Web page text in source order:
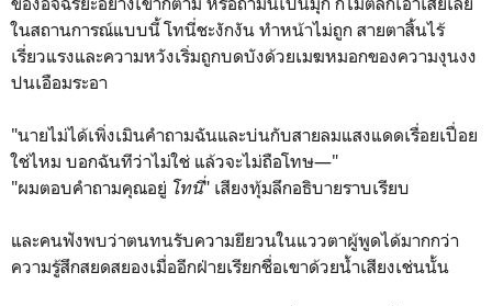
ในสถานการณ์แบบนี้ โทนี่ชะงักงัน ทำหน้าไม่ถูก สายตาสิ้นไร้
เรี่ยวแรงและความหวังเริ่มถูกบดบังด้วยเมฆหมอกของความงุนงง
ปนเอือมระอา
"นายไม่ได้เพิ่งเมินคำถามฉันและบ่นกับสายลมแสงแดดเรื่อยเปื่อย
ใช่ไหม บอกฉันทีว่าไม่ใช่ แล้วจะไม่ถือโทษ—"
"ผมตอบคำถามคุณอยู่ โทนี่" เสียงทุ้มลึกอธิบายราบเรียบ
และคนฟังพบว่าตนทนรับความยียวนในแววตาผู้พูดได้มากกว่า
ความรู้สึกสยดสยองเมื่ออีกฝ่ายเรียกชื่อเขาด้วยน้ำเสียงเช่นนั้น